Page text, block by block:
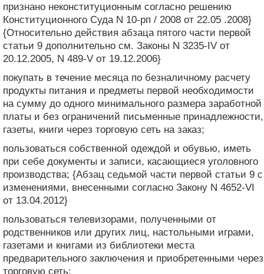
признано неконституционным согласно решению
Конституционного Суда N 10-рп / 2008 от 22.05 .2008}
{Относительно действия абзаца пятого части первой
статьи 9 дополнительно см. Законы N 3235-IV от
20.12.2005, N 489-V от 19.12.2006}
покупать в течение месяца по безналичному расчету
продукты питания и предметы первой необходимости
на сумму до одного минимального размера заработной
платы и без ограничений письменные принадлежности,
газеты, книги через торговую сеть на заказ;
пользоваться собственной одеждой и обувью, иметь
при себе документы и записи, касающиеся уголовного
производства; {Абзац седьмой части первой статьи 9 с
изменениями, внесенными согласно Закону N 4652-VI
от 13.04.2012}
пользоваться телевизорами, полученными от
родственников или других лиц, настольными играми,
газетами и книгами из библиотеки места
предварительного заключения и приобретенными через
торговую сеть;